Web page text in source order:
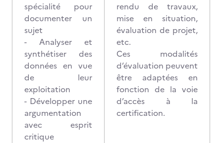
spécialité pour
documenter un
sujet
- Analyser et
synthétiser des
données en vue
de leur
exploitation
- Développer une
argumentation
avec esprit
critique
rendu de travaux,
mise en situation,
évaluation de projet,
etc.
Ces modalités
d’évaluation peuvent
être adaptées en
fonction de la voie
d’accès à la
certification.